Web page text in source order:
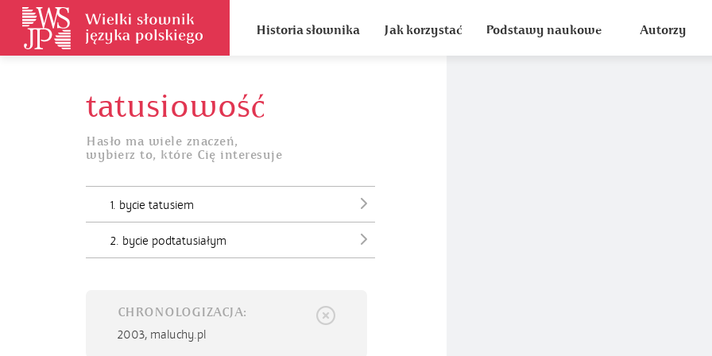
Historia słownika Jak korzystać Podstawy naukowe Autorzy
tatusiowość
Hasło ma wiele znaczeń,
wybierz to, które Cię interesuje
1. bycie tatusiem
2. bycie podtatusiałym
CHRONOLOGIZACJA:
2003, maluchy.pl